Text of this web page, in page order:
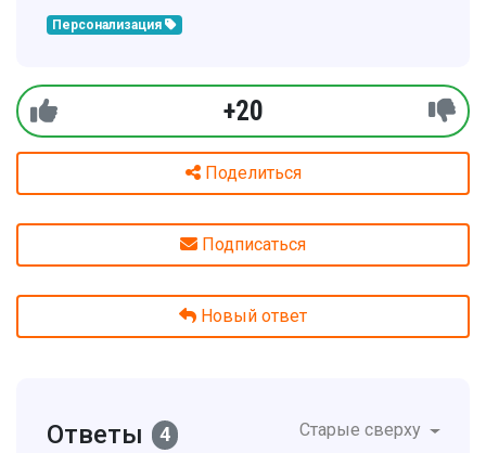
Персонализация
+20
Поделиться
Подписаться
Новый ответ
Ответы 4 Старые сверху